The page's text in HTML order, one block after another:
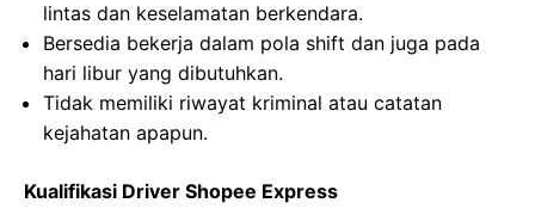
lintas dan keselamatan berkendara.
Bersedia bekerja dalam pola shift dan juga pada
hari libur yang dibutuhkan.
Tidak memiliki riwayat kriminal atau catatan
kejahatan apapun.
Kualifikasi Driver Shopee Express